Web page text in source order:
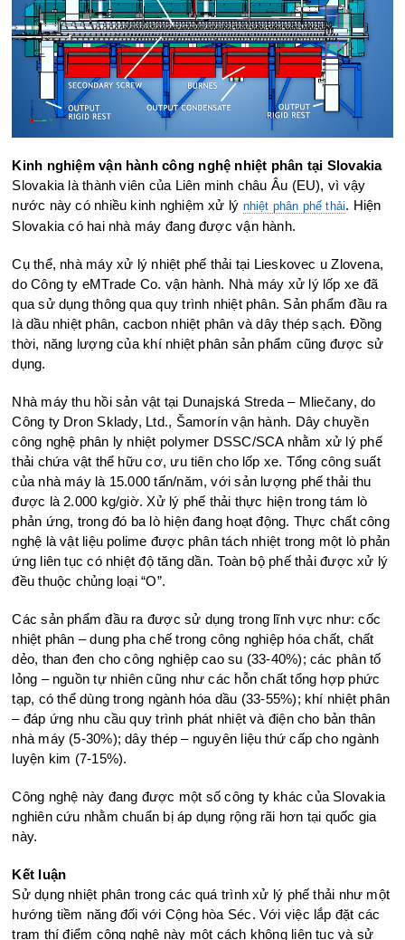
Kinh nghiệm vận hành công nghệ nhiệt phân tại Slovakia
Slovakia là thành viên của Liên minh châu Âu (EU), vì vậy
nước này có nhiều kinh nghiệm xử lý nhiệt phân phế thải. Hiện
Slovakia có hai nhà máy đang được vận hành.
Cụ thể, nhà máy xử lý nhiệt phế thải tại Lieskovec u Zlovena,
do Công ty eMTrade Co. vận hành. Nhà máy xử lý lốp xe đã
qua sử dụng thông qua quy trình nhiệt phân. Sản phẩm đầu ra
là dầu nhiệt phân, cacbon nhiệt phân và dây thép sạch. Đồng
thời, năng lượng của khí nhiệt phân sản phẩm cũng được sử
dụng.
Nhà máy thu hồi sản vật tại Dunajská Streda – Mliečany, do
Công ty Dron Sklady, Ltd., Šamorín vận hành. Dây chuyền
công nghệ phân ly nhiệt polymer DSSC/SCA nhằm xử lý phế
thải chứa vật thể hữu cơ, ưu tiên cho lốp xe. Tổng công suất
của nhà máy là 15.000 tấn/năm, với sản lượng phế thải thu
được là 2.000 kg/giờ. Xử lý phế thải thực hiện trong tám lò
phản ứng, trong đó ba lò hiện đang hoạt động. Thực chất công
nghệ là vật liệu polime được phân tách nhiệt trong một lò phản
ứng liên tục có nhiệt độ tăng dần. Toàn bộ phế thải được xử lý
đều thuộc chủng loại “O”.
Các sản phẩm đầu ra được sử dụng trong lĩnh vực như: cốc
nhiệt phân – dung pha chế trong công nghiệp hóa chất, chất
dẻo, than đen cho công nghiệp cao su (33-40%); các phân tố
lỏng – nguồn tự nhiên cũng như các hỗn chất tổng hợp phức
tạp, có thể dùng trong ngành hóa dầu (33-55%); khí nhiệt phân
– đáp ứng nhu cầu quy trình phát nhiệt và điện cho bản thân
nhà máy (5-30%); dây thép – nguyên liệu thứ cấp cho ngành
luyện kim (7-15%).
Công nghệ này đang được một số công ty khác của Slovakia
nghiên cứu nhằm chuẩn bị áp dụng rộng rãi hơn tại quốc gia
này.
Kết luận
Sử dụng nhiệt phân trong các quá trình xử lý phế thải như một
hướng tiềm năng đối với Cộng hòa Séc. Với việc lắp đặt các
trạm thí điểm công nghệ này một cách không liên tục và sử